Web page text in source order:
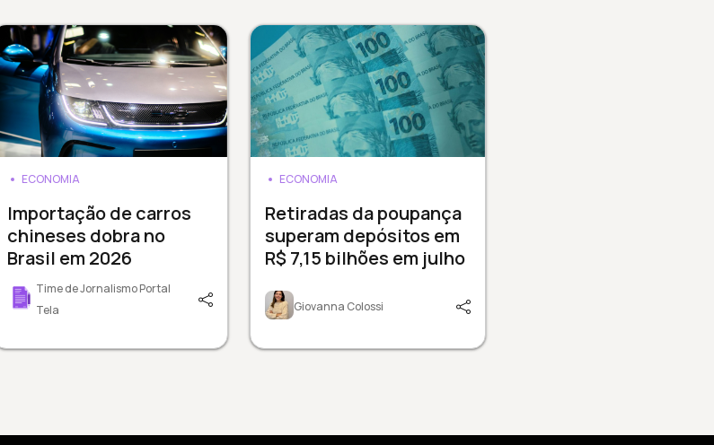
ECONOMIA
Importação de carros
chineses dobra no
Brasil em 2026
Time de Jornalismo Portal
Tela
ECONOMIA
Retiradas da poupança
superam depósitos em
R$ 7,15 bilhões em julho
Giovanna Colossi